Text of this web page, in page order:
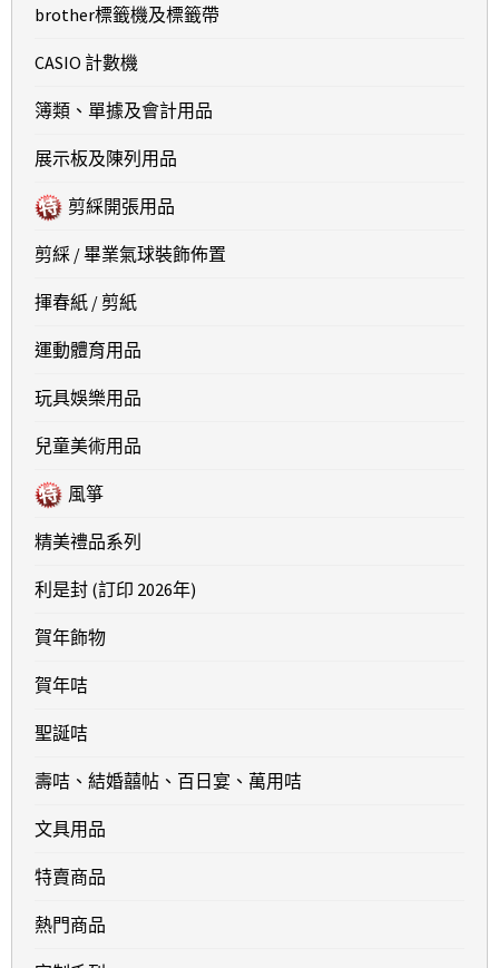
brother標籤機及標籤帶
CASIO 計數機
簿類、單據及會計用品
展示板及陳列用品
剪綵開張用品
剪綵 / 畢業氣球裝飾佈置
揮春紙 / 剪紙
運動體育用品
玩具娛樂用品
兒童美術用品
風箏
精美禮品系列
利是封 (訂印 2026年)
賀年飾物
賀年咭
聖誕咭
壽咭、結婚囍帖、百日宴、萬用咭
文具用品
特賣商品
熱門商品